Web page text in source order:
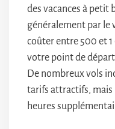
des vacances à petit
généralement par le
coûter entre 500 et
votre point de
De nombreux vols
tarifs attractifs, mais
heures